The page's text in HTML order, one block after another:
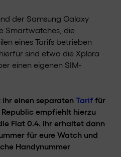
der Samsung Galaxy
Smartwatches, die
eines Tarifs betrieben
sind etwa die Xplora
einen eigenen SIM-
einen separaten Tarif für
empfiehlt hierzu
Flat 0.4. Ihr erhaltet dann
für eure Watch und
Handynummer